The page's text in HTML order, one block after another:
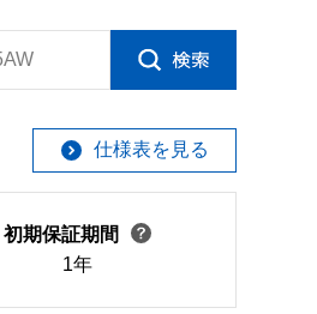
仕様表を見る
初期保証期間
1年